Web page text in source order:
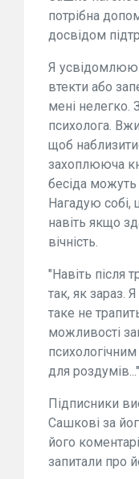
потрібна
досвідом
Я усвідомлюю
втекти або
мені
психолога.
щоб
захоплююча
бесіда
Нагадую собі,
навіть якщо
вічність.
"Навіть після
так, як зараз.
таке не
можливості
для
Підписники
Сашкові за
його
запитали про